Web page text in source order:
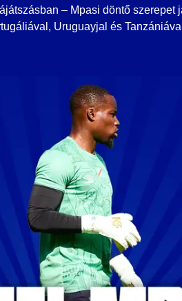
– Mpasi döntő szerepet
Uruguayjal és